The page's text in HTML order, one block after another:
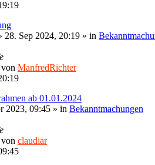
28. Sep 2024, 20:19 » in
von ManfredRichter
ab 01.01.2024
2023, 09:45 » in Bekanntmachungen
von claudiar